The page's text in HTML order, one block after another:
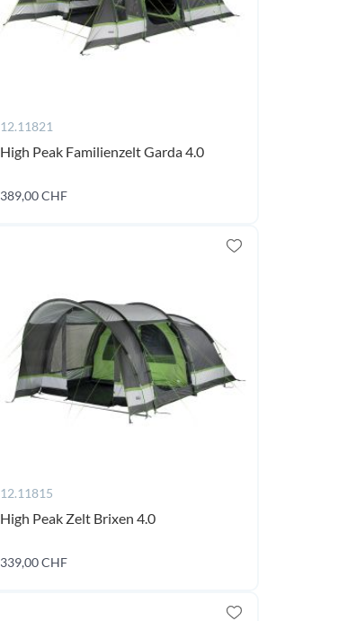
12.11821
High Peak Familienzelt Garda 4.0
389,00 CHF
12.11815
High Peak Zelt Brixen 4.0
339,00 CHF